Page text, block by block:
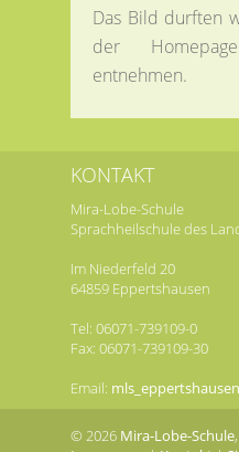
Das Bild durften
der
entnehmen.
KONTAKT
Mira-Lobe-Schule
Sprachheilschule des
Im Niederfeld 20
64859 Eppertshausen
Tel: 06071-739109-0
Fax: 06071-739109-30
Email:
© 2026 Mira-Lobe-Schule